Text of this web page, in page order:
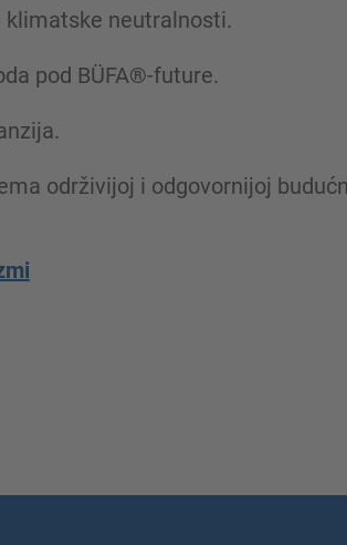
klimatske neutralnosti.
pod BÜFA®-future.
održivijoj i odgovornijoj